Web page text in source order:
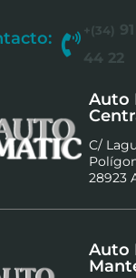
+(34)
44 22
Auto
C/
28923
Auto